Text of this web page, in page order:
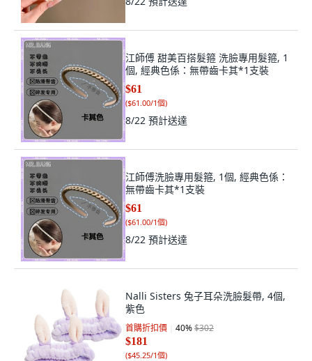
江師傅 甜美百搭髮箍 洗臉專用髮箍, 1
個, 經典色係：無帶齒卡其*1支裝
$61
($61.00/1個)
8/22 預計送達
江師傅洗臉專用髮箍, 1個, 經典色係：
無帶齒卡其*1支裝
$61
($61.00/1個)
8/22 預計送達
Nalli Sisters 兔子耳朵洗臉髮帶, 4個,
紫色
首購折扣價 40%$302
$181
($45.25/1個)